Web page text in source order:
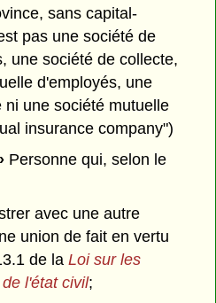
sans capital-
pas une société de
une société de collecte,
d'employés, une
ni une société mutuelle
insurance company")
Personne qui, selon le
avec une autre
union de fait en vertu
de la Loi sur les
l'état civil;